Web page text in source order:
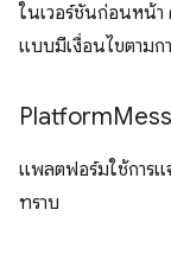
ในเวอร์ชันก่อนหน้า
แบบมีเงื่อนไขตามกา
Platform
แพลตฟอร์มใช้การ
ทราบ